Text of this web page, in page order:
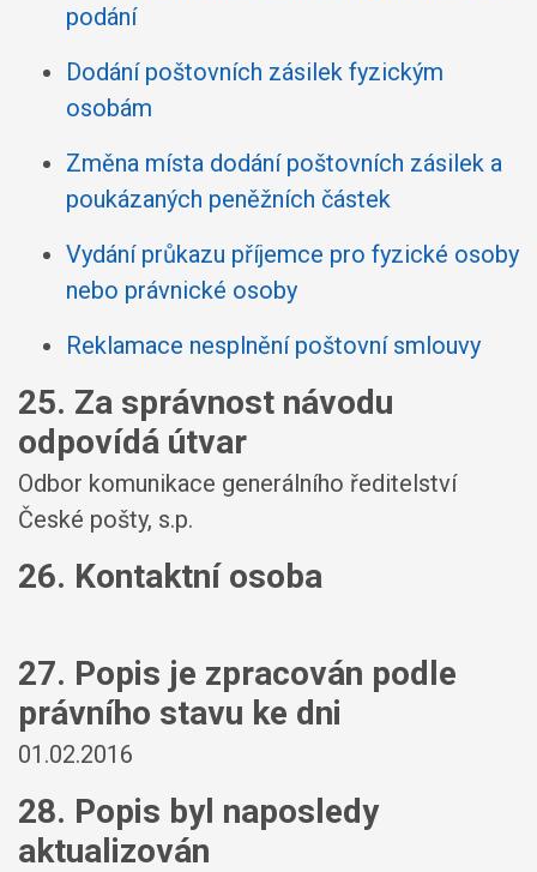
podání
Dodání poštovních zásilek fyzickým
osobám
Změna místa dodání poštovních zásilek a
poukázaných peněžních částek
Vydání průkazu příjemce pro fyzické osoby
nebo právnické osoby
Reklamace nesplnění poštovní smlouvy
25. Za správnost návodu
odpovídá útvar
Odbor komunikace generálního ředitelství
České pošty, s.p.
26. Kontaktní osoba
27. Popis je zpracován podle
právního stavu ke dni
01.02.2016
28. Popis byl naposledy
aktualizován